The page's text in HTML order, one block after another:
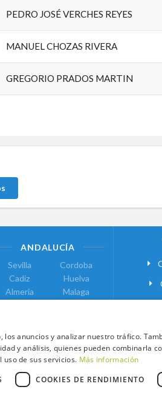
PEDRO JOSÉ VERCHES REYES
MANUEL CHOZAS RIVERA
GREGORIO PRADOS MARTIN
ANDALUCÍA
Sevilla
Cadiz
Almeria
Cordoba
Huelva
Malaga
Valencia
DE MADRID
Madrid
anuncios y analizar nuestro tráfico.
y análisis, quienes pueden combinarla
de sus servicios. Más información
COOKIES DE RENDIMIENTO